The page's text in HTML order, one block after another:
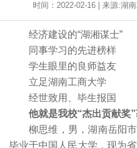
时间：2022-02-16 | 来源:湖
经济建设的“湖湘谋士”
同事学习的先进榜样
学生眼里的良师益友
立足湖南工商大学
经世致用、毕生报国
他就是我校“杰出贡献奖”
柳思维，男，湖南岳阳
毕业于中国人民大学，现为